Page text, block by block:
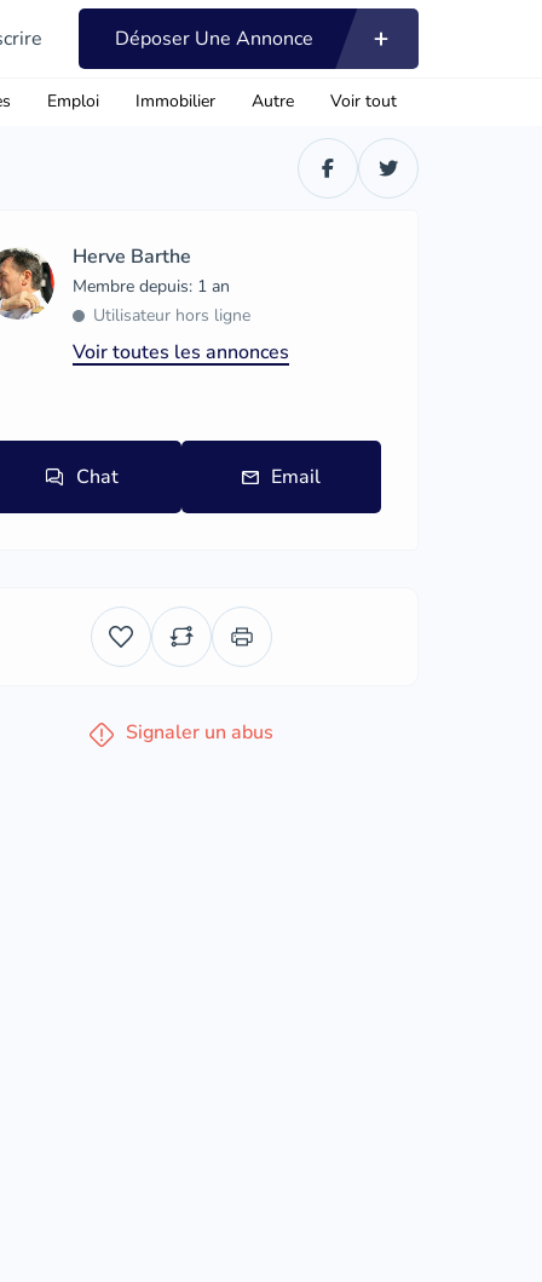
Déposer Une Annonce
Emploi Immobilier Autre Voir tout
Herve Barthe
Membre depuis: 1 an
Utilisateur hors ligne
Voir toutes les annonces
Chat Email
Signaler un abus